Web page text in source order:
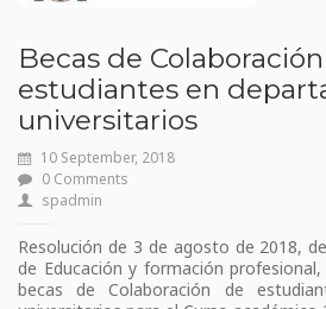
Becas de
estudiantes en
universitarios
10 September, 2018
0 Comments
spadmin
Resolución de 3 de agosto de 2018,
de Educación y formación
becas de Colaboración de